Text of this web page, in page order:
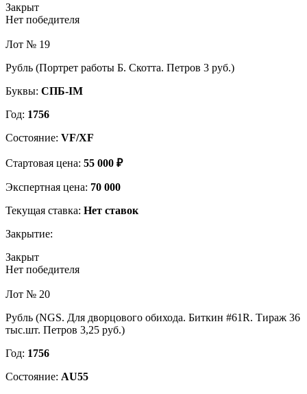
Закрыт
Нет победителя
Лот № 19
Рубль (Портрет работы Б. Скотта. Петров 3 руб.)
Буквы: СПБ-IM
Год: 1756
Состояние: VF/XF
Стартовая цена: 55 000 ₽
Экспертная цена: 70 000
Текущая ставка: Нет ставок
Закрытие:
Закрыт
Нет победителя
Лот № 20
Рубль (NGS. Для дворцового обихода. Биткин #61R. Тираж 36
тыс.шт. Петров 3,25 руб.)
Год: 1756
Состояние: AU55